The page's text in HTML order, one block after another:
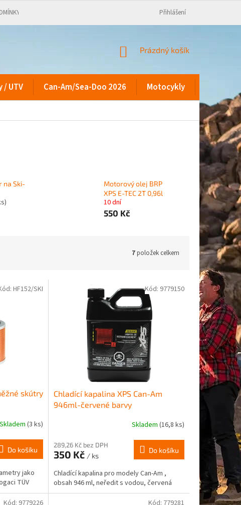
Přihlášení
NÁKUPNÍ
Prázdný košík
/ UTV Can-Am/Sea-Doo 2026 Motocykly
na Ski-
Motorový olej BRP
XPS E-TEC 2T 0,96l
10 dní
550 Kč
7položek celkem
skútry
Skladem (3 ks)
Do košíku
jako
TÜV
HF152/SKI
Chladící kapalina XPS Can-Am
946ml-červené barvy
Skladem (16,8 ks)
289,26 Kč bez DPH
350 Kč / ks
Do košíku
Chladící kapalina pro modely Can-Am ,
obsah 946 ml, neředit s vodou, červená
Kód: 9779150
Kód: 9779226 Kód: 779281